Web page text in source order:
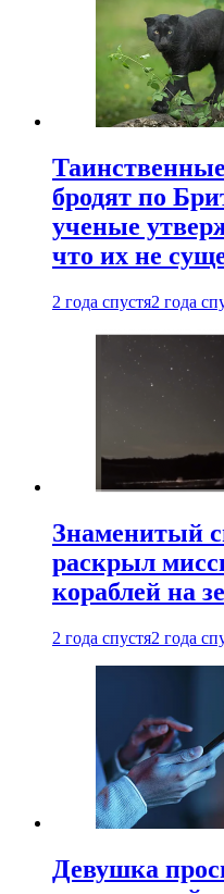
бродят по
ученые
что их не
2 года спустя2 года
Знаменитый
раскрыл
кораблей на
2 года спустя2 года
Девушка